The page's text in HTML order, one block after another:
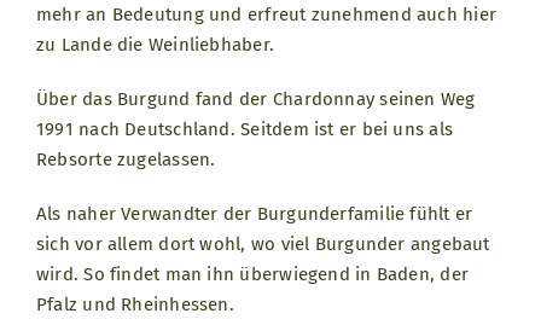
mehr an Bedeutung und erfreut zunehmend auch hier
zu Lande die Weinliebhaber.
Über das Burgund fand der Chardonnay seinen Weg
1991 nach Deutschland. Seitdem ist er bei uns als
Rebsorte zugelassen.
Als naher Verwandter der Burgunderfamilie fühlt er
sich vor allem dort wohl, wo viel Burgunder angebaut
wird. So findet man ihn überwiegend in Baden, der
Pfalz und Rheinhessen.